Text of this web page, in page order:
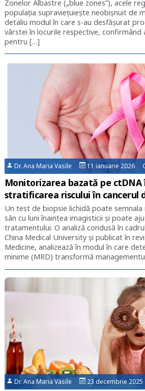
Zonelor Albastre („blue zones”), acele
populația supraviețuiește neobișnuit de
detaliu modul în care s-au desfășurat
vârstei în locurile respective,
pentru […]
Dr. Ana Maria Vasile 11 ianuarie 2026
Monitorizarea bazată pe
stratificarea riscului în cancerul
Un test de biopsie lichidă poate semnala
sân cu luni înaintea imagisticii și poate
tratamentului. O analiză condusă în
China Medical University și publicat în
Medicine, analizează în modul în care
minime (MRD) transformă
Dr. Ana Maria Vasile 23 decembrie